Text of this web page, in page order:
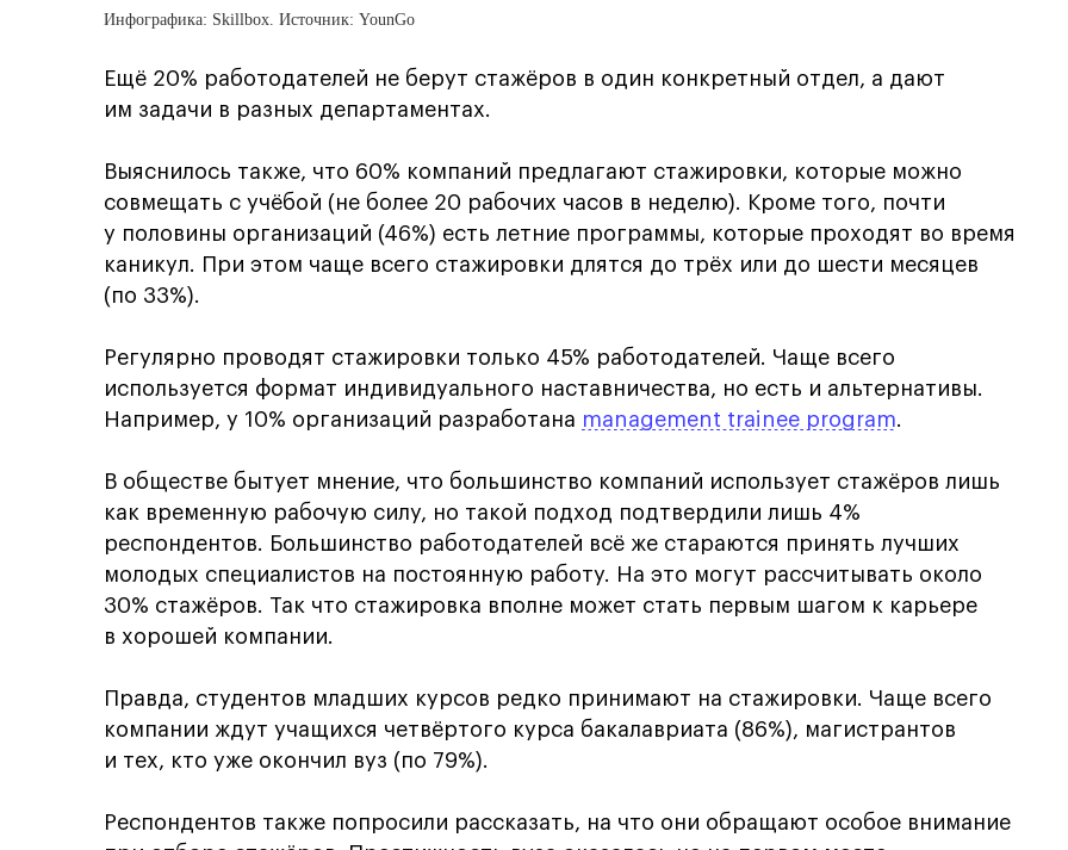
Инфографика: Skillbox. Источник: YounGo
Ещё 20% работодателей не берут стажёров в один конкретный отдел, а дают
им задачи в разных департаментах.
Выяснилось также, что 60% компаний предлагают стажировки, которые можно
совмещать с учёбой (не более 20 рабочих часов в неделю). Кроме того, почти
у половины организаций (46%) есть летние программы, которые проходят во время
каникул. При этом чаще всего стажировки длятся до трёх или до шести месяцев
(по 33%).
Регулярно проводят стажировки только 45% работодателей. Чаще всего
используется формат индивидуального наставничества, но есть и альтернативы.
Например, у 10% организаций разработана management trainee program.
В обществе бытует мнение, что большинство компаний использует стажёров лишь
как временную рабочую силу, но такой подход подтвердили лишь 4%
респондентов. Большинство работодателей всё же стараются принять лучших
молодых специалистов на постоянную работу. На это могут рассчитывать около
30% стажёров. Так что стажировка вполне может стать первым шагом к карьере
в хорошей компании.
Правда, студентов младших курсов редко принимают на стажировки. Чаще всего
компании ждут учащихся четвёртого курса бакалавриата (86%), магистрантов
и тех, кто уже окончил вуз (по 79%).
Респондентов также попросили рассказать, на что они обращают особое внимание